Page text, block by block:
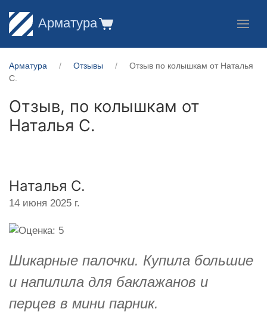
Арматура
Арматура Отзывы
Отзыв по колышкам от Наталья
С.
Отзыв, по колышкам от
Наталья С.
Наталья С.
14 июня 2025 г.
Шикарные палочки. Купила большие
и напилила для баклажанов и
перцев в мини парник.